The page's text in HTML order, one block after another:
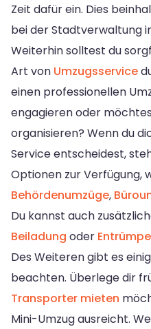
Zeit dafür ein. Dies
bei der Stadtverwaltung
Weiterhin solltest du
Art von Umzugsservice
einen professionellen
engagieren oder
organisieren? Wenn du
Service entscheidest,
Optionen zur Verfügung,
Behördenumzüge,
Du kannst auch
Beiladung oder
Des Weiteren gibt es
beachten. Überlege dir
Transporter mieten
Mini-Umzug ausreicht.